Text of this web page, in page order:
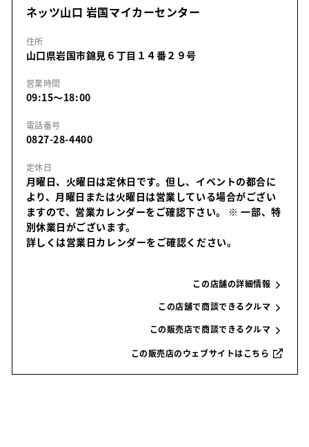
ネッツ山口 岩国マイカーセンター
住所
山口県岩国市錦見６丁目１４番２９号
営業時間
09:15～18:00
電話番号
0827-28-4400
定休日
月曜日、火曜日は定休日です。但し、イベントの都合に
より、月曜日または火曜日は営業している場合がござい
ますので、営業カレンダーをご確認下さい。 ※ 一部、特
別休業日がございます。
詳しくは営業日カレンダーをご確認ください。
この店舗の詳細情報
この店舗で商談できるクルマ
この販売店で商談できるクルマ
この販売店のウェブサイトはこちら